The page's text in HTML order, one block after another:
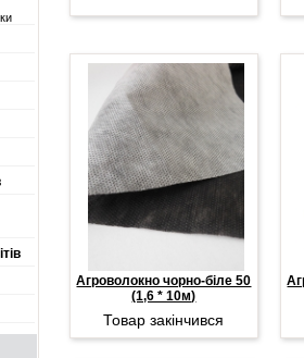
Агроволокно чорно-біле 50
(1,6 * 10м)
Товар закінчився